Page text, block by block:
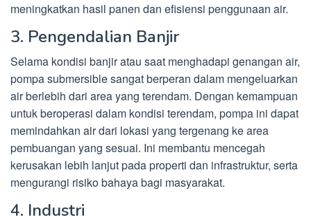
meningkatkan hasil panen dan efisiensi penggunaan air.
3. Pengendalian Banjir
Selama kondisi banjir atau saat menghadapi genangan air,
pompa submersible sangat berperan dalam mengeluarkan
air berlebih dari area yang terendam. Dengan kemampuan
untuk beroperasi dalam kondisi terendam, pompa ini dapat
memindahkan air dari lokasi yang tergenang ke area
pembuangan yang sesuai. Ini membantu mencegah
kerusakan lebih lanjut pada properti dan infrastruktur, serta
mengurangi risiko bahaya bagi masyarakat.
4. Industri